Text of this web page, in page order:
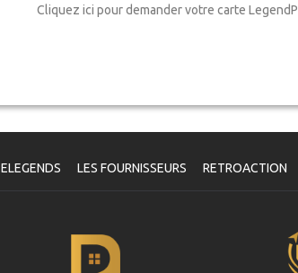
Cliquez ici pour demander votre carte
ELEGENDS LES FOURNISSEURS RETROACTION